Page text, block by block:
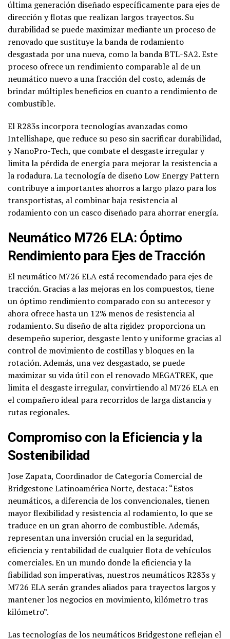
última generación diseñado específicamente para ejes de
dirección y flotas que realizan largos trayectos. Su
durabilidad se puede maximizar mediante un proceso de
renovado que sustituye la banda de rodamiento
desgastada por una nueva, como la banda BTL-SA2. Este
proceso ofrece un rendimiento comparable al de un
neumático nuevo a una fracción del costo, además de
brindar múltiples beneficios en cuanto a rendimiento de
combustible.
El R283s incorpora tecnologías avanzadas como
Intellishape, que reduce su peso sin sacrificar durabilidad,
y NanoPro-Tech, que combate el desgaste irregular y
limita la pérdida de energía para mejorar la resistencia a
la rodadura. La tecnología de diseño Low Energy Pattern
contribuye a importantes ahorros a largo plazo para los
transportistas, al combinar baja resistencia al
rodamiento con un casco diseñado para ahorrar energía.
Neumático M726 ELA: Óptimo
Rendimiento para Ejes de Tracción
El neumático M726 ELA está recomendado para ejes de
tracción. Gracias a las mejoras en los compuestos, tiene
un óptimo rendimiento comparado con su antecesor y
ahora ofrece hasta un 12% menos de resistencia al
rodamiento. Su diseño de alta rigidez proporciona un
desempeño superior, desgaste lento y uniforme gracias al
control de movimiento de costillas y bloques en la
rotación. Además, una vez desgastado, se puede
maximizar su vida útil con el renovado MEGATREK, que
limita el desgaste irregular, convirtiendo al M726 ELA en
el compañero ideal para recorridos de larga distancia y
rutas regionales.
Compromiso con la Eficiencia y la
Sostenibilidad
Jose Zapata, Coordinador de Categoría Comercial de
Bridgestone Latinoamérica Norte, destaca: “Estos
neumáticos, a diferencia de los convencionales, tienen
mayor flexibilidad y resistencia al rodamiento, lo que se
traduce en un gran ahorro de combustible. Además,
representan una inversión crucial en la seguridad,
eficiencia y rentabilidad de cualquier flota de vehículos
comerciales. En un mundo donde la eficiencia y la
fiabilidad son imperativas, nuestros neumáticos R283s y
M726 ELA serán grandes aliados para trayectos largos y
mantener los negocios en movimiento, kilómetro tras
kilómetro”.
Las tecnologías de los neumáticos Bridgestone reflejan el